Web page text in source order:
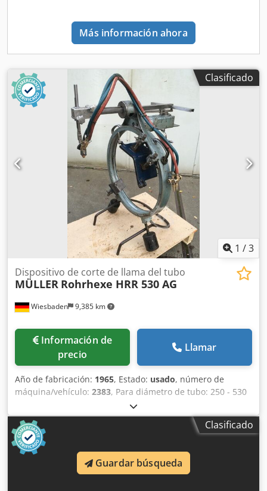
Más información ahora
Clasificado
1 /3
Wiesbaden 9,385 km
Dispositivo de corte de llama del tubo
MÜLLER Rohrhexe HRR 530 AG
Información de
precio
Llamar
Año de fabricación: 1965, Estado: usado, número de
máquina/vehículo: 2383, Para diámetro de tubo: 250 - 530
mm Dedpfx Anob Nv Stjmjkr Para espesor del material: 3 -
40 mm Accionamiento: manual Espacio necesario: 1000 x
800 x 1200 mm Peso: aproximadamente 70 kg
Clasificado
Guardar búsqueda